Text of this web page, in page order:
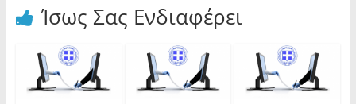
Ίσως Σας Ενδιαφέρει